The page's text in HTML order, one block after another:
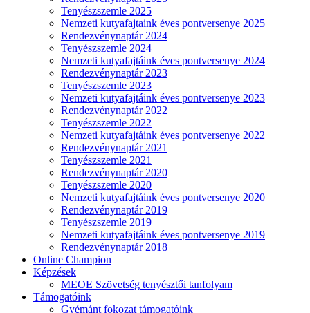
Tenyészszemle 2025
Nemzeti kutyafajtaink éves pontversenye 2025
Rendezvénynaptár 2024
Tenyészszemle 2024
Nemzeti kutyafajtáink éves pontversenye 2024
Rendezvénynaptár 2023
Tenyészszemle 2023
Nemzeti kutyafajtáink éves pontversenye 2023
Rendezvénynaptár 2022
Tenyészszemle 2022
Nemzeti kutyafajtáink éves pontversenye 2022
Rendezvénynaptár 2021
Tenyészszemle 2021
Rendezvénynaptár 2020
Tenyészszemle 2020
Nemzeti kutyafajtáink éves pontversenye 2020
Rendezvénynaptár 2019
Tenyészszemle 2019
Nemzeti kutyafajtáink éves pontversenye 2019
Rendezvénynaptár 2018
Online Champion
Képzések
MEOE Szövetség tenyésztői tanfolyam
Támogatóink
Gyémánt fokozat támogatóink